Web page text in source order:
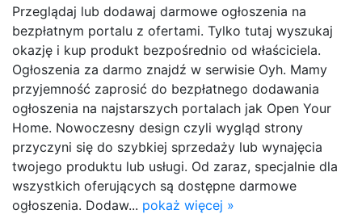
Przeglądaj lub dodawaj darmowe ogłoszenia na
bezpłatnym portalu z ofertami. Tylko tutaj wyszukaj
okazję i kup produkt bezpośrednio od właściciela.
Ogłoszenia za darmo znajdź w serwisie Oyh. Mamy
przyjemność zaprosić do bezpłatnego dodawania
ogłoszenia na najstarszych portalach jak Open Your
Home. Nowoczesny design czyli wygląd strony
przyczyni się do szybkiej sprzedaży lub wynajęcia
twojego produktu lub usługi. Od zaraz, specjalnie dla
wszystkich oferujących są dostępne darmowe
ogłoszenia. Dodaw... pokaż więcej »